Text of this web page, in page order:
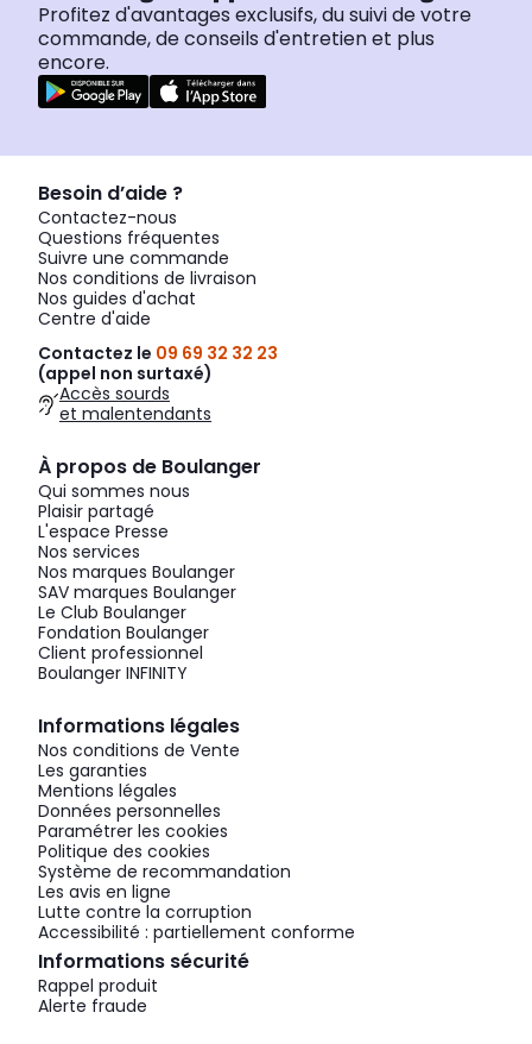
Profitez d'avantages exclusifs, du suivi de votre
commande, de conseils d'entretien et plus
encore.
Besoin d’aide ?
Contactez-nous
Questions fréquentes
Suivre une commande
Nos conditions de livraison
Nos guides d'achat
Centre d'aide
Contactez le 09 69 32 32 23
(appel non surtaxé)
Accès sourds
et malentendants
À propos de Boulanger
Qui sommes nous
Plaisir partagé
L'espace Presse
Nos services
Nos marques Boulanger
SAV marques Boulanger
Le Club Boulanger
Fondation Boulanger
Client professionnel
Boulanger INFINITY
Informations légales
Nos conditions de Vente
Les garanties
Mentions légales
Données personnelles
Paramétrer les cookies
Politique des cookies
Système de recommandation
Les avis en ligne
Lutte contre la corruption
Accessibilité : partiellement conforme
Informations sécurité
Rappel produit
Alerte fraude